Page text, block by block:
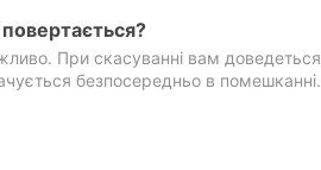
При скасуванні вам доведеться
безпосередньо в помешканні.